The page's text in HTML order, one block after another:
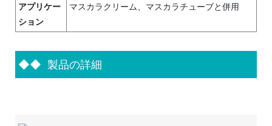
アプリケー
ション
マスカラクリーム、マスカラチューブと併用
◆◆ 製品の詳細